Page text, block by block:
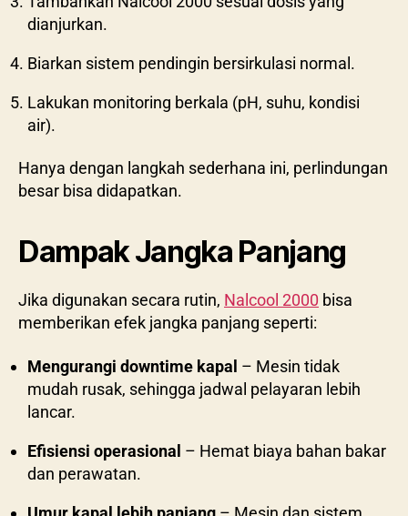
dianjurkan.
Biarkan sistem pendingin bersirkulasi normal.
Lakukan monitoring berkala (pH, suhu, kondisi
air).
Hanya dengan langkah sederhana ini, perlindungan
besar bisa didapatkan.
Dampak Jangka Panjang
Jika digunakan secara rutin, Nalcool 2000 bisa
memberikan efek jangka panjang seperti:
Mengurangi downtime kapal – Mesin tidak
mudah rusak, sehingga jadwal pelayaran lebih
lancar.
Efisiensi operasional – Hemat biaya bahan bakar
dan perawatan.